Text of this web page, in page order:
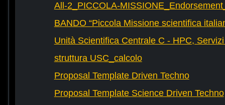
All-2_PICCOLA-
BANDO “Piccola Missione scientifica
Unità Scientifica Centrale C - HPC,
struttura USC_calcolo
Proposal Template Driven Techno
Proposal Template Science Driven Techno